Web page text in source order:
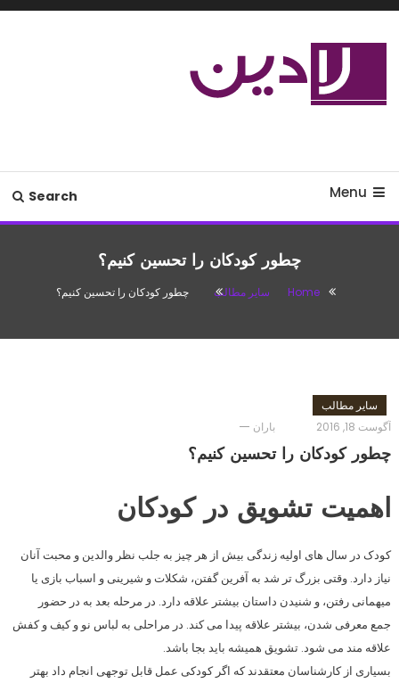
Skip
Menu
Search
چطور کودکان را تحسین کنیم؟
Home سایر مطالب چطور کودکان را تحسین کنیم؟
سایر مطالب
آگوست 18, 2016
باران
چطور کودکان را تحسین کنیم؟
اهمیت تشویق در کودکان
کودک در سال های اولیه زندگی بیش از هر چیز به جلب نظر والدین و محبت آنان
نیاز دارد. وقتی بزرگ تر شد به آفرین گفتن، شکلات و شیرینی و اسباب بازی یا
میهمانی رفتن، و شنیدن داستان بیشتر علاقه دارد. در مرحله بعد به در حضور
جمع معرفی شدن، بیشتر علاقه پیدا می کند. در مراحلی به لباس نو و کیف و کفش
علاقه مند می شود. تشویق همیشه باید بجا باشد.
بسیاری از کارشناسان معتقدند که اگر کودکی عمل قابل توجهی انجام داد بهتر